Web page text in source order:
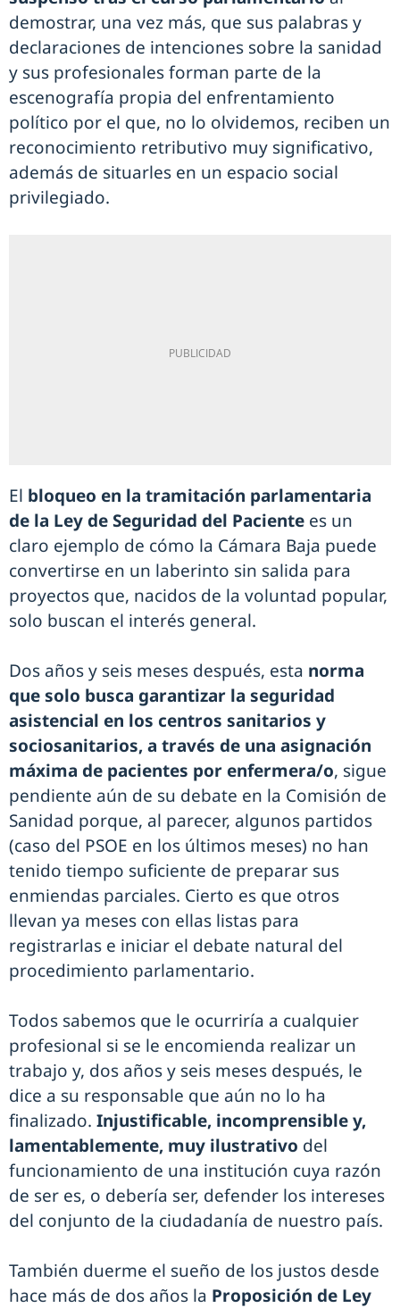
demostrar, una vez más, que sus palabras y
declaraciones de intenciones sobre la sanidad
y sus profesionales forman parte de la
escenografía propia del enfrentamiento
político por el que, no lo olvidemos, reciben un
reconocimiento retributivo muy significativo,
además de situarles en un espacio social
privilegiado.
El bloqueo en la tramitación parlamentaria
de la Ley de Seguridad del Paciente es un
claro ejemplo de cómo la Cámara Baja puede
convertirse en un laberinto sin salida para
proyectos que, nacidos de la voluntad popular,
solo buscan el interés general.
Dos años y seis meses después, esta norma
que solo busca garantizar la seguridad
asistencial en los centros sanitarios y
sociosanitarios, a través de una asignación
máxima de pacientes por enfermera/o, sigue
pendiente aún de su debate en la Comisión de
Sanidad porque, al parecer, algunos partidos
(caso del PSOE en los últimos meses) no han
tenido tiempo suficiente de preparar sus
enmiendas parciales. Cierto es que otros
llevan ya meses con ellas listas para
registrarlas e iniciar el debate natural del
procedimiento parlamentario.
Todos sabemos que le ocurriría a cualquier
profesional si se le encomienda realizar un
trabajo y, dos años y seis meses después, le
dice a su responsable que aún no lo ha
finalizado. Injustificable, incomprensible y,
lamentablemente, muy ilustrativo del
funcionamiento de una institución cuya razón
de ser es, o debería ser, defender los intereses
del conjunto de la ciudadanía de nuestro país.
También duerme el sueño de los justos desde
hace más de dos años la Proposición de Ley